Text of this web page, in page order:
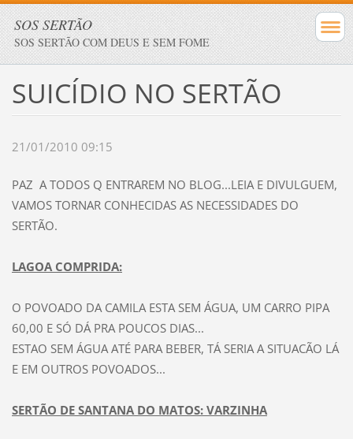
SOS SERTÃO
SOS SERTÃO COM DEUS E SEM FOME
SUICÍDIO NO SERTÃO
21/01/2010 09:15
PAZ A TODOS Q ENTRAREM NO BLOG...LEIA E DIVULGUEM,
VAMOS TORNAR CONHECIDAS AS NECESSIDADES DO
SERTÃO.
LAGOA COMPRIDA:
O POVOADO DA CAMILA ESTA SEM ÁGUA, UM CARRO PIPA
60,00 E SÓ DÁ PRA POUCOS DIAS...
ESTAO SEM ÁGUA ATÉ PARA BEBER, TÁ SERIA A SITUACÃO LÁ
E EM OUTROS POVOADOS...
SERTÃO DE SANTANA DO MATOS: VARZINHA